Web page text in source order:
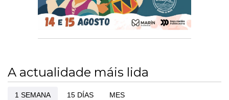
A actualidade máis lida
1 SEMANA 15 DÍAS MES